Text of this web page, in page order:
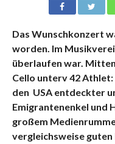
Das Wunschkonzert
worden. Im
überlaufen war.
Cello unterv 42 Athlet:
den USA entdeckter
Emigrantenenkel und
großem
vergleichsweise